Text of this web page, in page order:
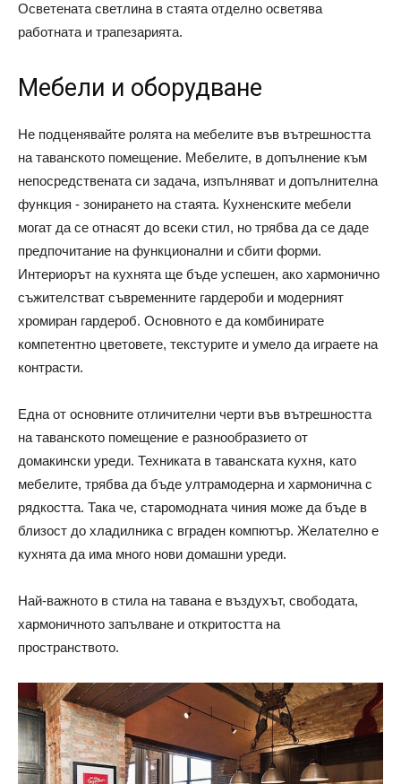
Осветената светлина в стаята отделно осветява
работната и трапезарията.
Мебели и оборудване
Не подценявайте ролята на мебелите във вътрешността
на таванското помещение. Мебелите, в допълнение към
непосредствената си задача, изпълняват и допълнителна
функция - зонирането на стаята. Кухненските мебели
могат да се отнасят до всеки стил, но трябва да се даде
предпочитание на функционални и сбити форми.
Интериорът на кухнята ще бъде успешен, ако хармонично
съжителстват съвременните гардероби и модерният
хромиран гардероб. Основното е да комбинирате
компетентно цветовете, текстурите и умело да играете на
контрасти.
Една от основните отличителни черти във вътрешността
на таванското помещение е разнообразието от
домакински уреди. Техниката в таванската кухня, като
мебелите, трябва да бъде ултрамодерна и хармонична с
рядкостта. Така че, старомодната чиния може да бъде в
близост до хладилника с вграден компютър. Желателно е
кухнята да има много нови домашни уреди.
Най-важното в стила на тавана е въздухът, свободата,
хармоничното запълване и откритостта на
пространството.